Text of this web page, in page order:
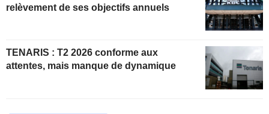
relèvement de ses objectifs annuels
TENARIS : T2 2026 conforme aux
attentes, mais manque de dynamique